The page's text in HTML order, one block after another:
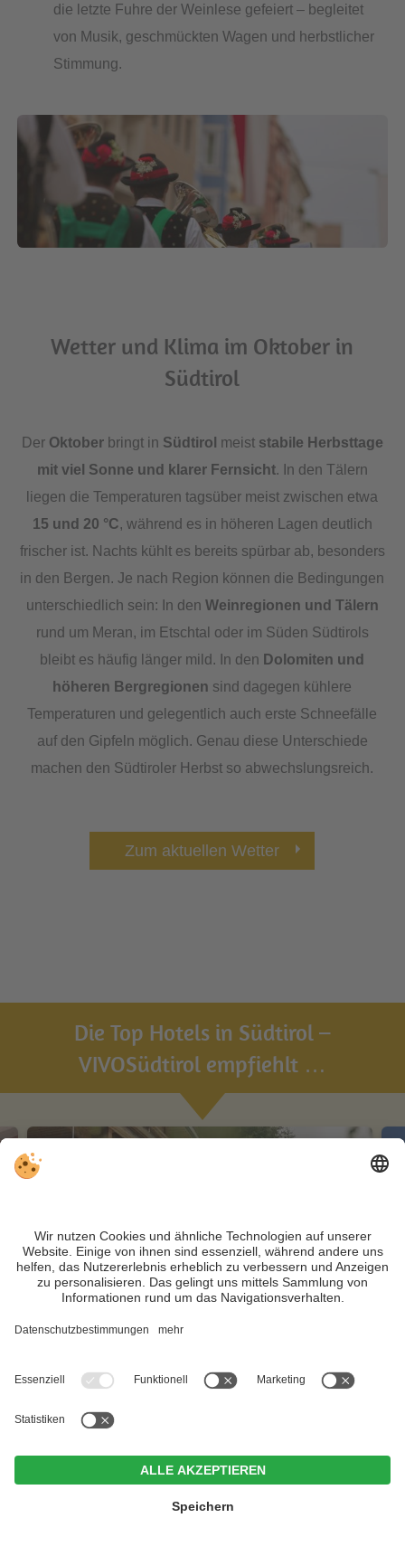
die letzte Fuhre der Weinlese gefeiert – begleitet
von Musik, geschmückten Wagen und herbstlicher
Stimmung.
Wetter und Klima im Oktober in
Südtirol
Der Oktoberbringt in Südtirol meist stabile Herbsttage
mit viel Sonne und klarer Fernsicht. In den Tälern
liegen die Temperaturen tagsüber meist zwischen etwa
15 und 20 °C, während es in höheren Lagen deutlich
frischer ist. Nachts kühlt es bereits spürbar ab, besonders
in den Bergen. Je nach Region können die Bedingungen
unterschiedlich sein: In den Weinregionen und Tälern
rund um Meran, im Etschtal oder im Süden Südtirols
bleibt es häufig länger mild. In den Dolomiten und
höheren Bergregionen sind dagegen kühlere
Temperaturen und gelegentlich auch erste Schneefälle
auf den Gipfeln möglich. Genau diese Unterschiede
machen den Südtiroler Herbst so abwechslungsreich.
Zum aktuellen Wetter
Die Top Hotels in Südtirol –
VIVOSüdtirol empfiehlt …
CIN +
Innichen